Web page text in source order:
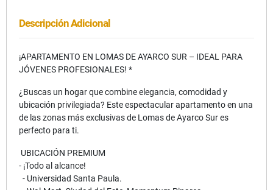
Descripción Adicional
¡APARTAMENTO EN LOMAS DE AYARCO SUR – IDEAL PARA
JÓVENES PROFESIONALES! *
¿Buscas un hogar que combine elegancia, comodidad y
ubicación privilegiada? Este espectacular apartamento en una
de las zonas más exclusivas de Lomas de Ayarco Sur es
perfecto para ti.
UBICACIÓN PREMIUM
- ¡Todo al alcance!
- Universidad Santa Paula.